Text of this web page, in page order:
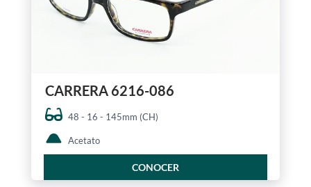
CARRERA 6216-086
48 - 16 - 145mm (CH)
Acetato
CONOCER